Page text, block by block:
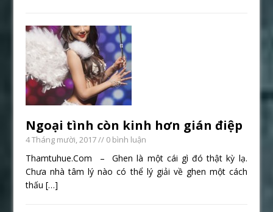
Ngoại tình còn kinh hơn gián điệp
4 Tháng mười, 2017// 0 bình luận
Thamtuhue.Com – Ghen là một cái gì đó thật kỳ lạ.
Chưa nhà tâm lý nào có thể lý giải về ghen một cách
thấu[…]